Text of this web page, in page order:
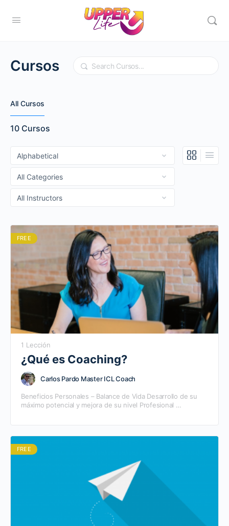
Cursos Search
All Cursos
10 Cursos
FREE
1 Lección
¿Qué es Coaching?
Carlos Pardo Master ICL Coach
Beneficios Personales – Balance de Vida Desarrollo de su
máximo potencial y mejora de su nivel Profesional
FREE